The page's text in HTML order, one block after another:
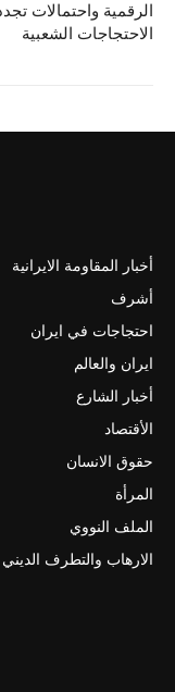
الرقمية واحتمالات
الاحتجاجات الشعبية
أخبار المقاومة الايرانية
أشرف
احتجاجات في ايران
ايران والعالم
أخبار الشارع
الأقتصاد
حقوق الانسان
المرأة
الملف النووي
الارهاب والتطرف الديني